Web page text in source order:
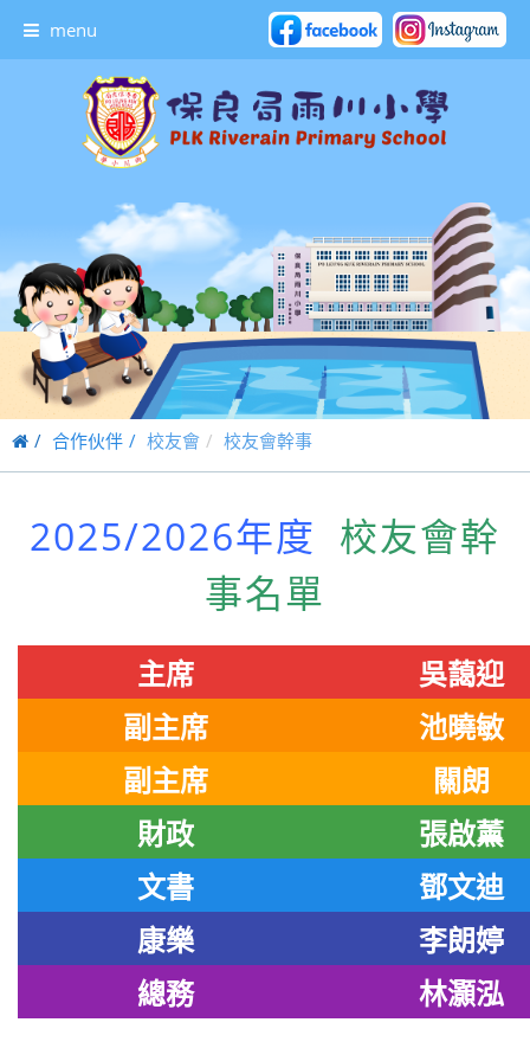
menu
合作伙伴 校友會 校友會幹事
2025/2026年度 校友會幹
事名單
主席
吳藹迎
副主席
池曉敏
副主席
關朗
財政
張啟薰
文書
鄧文迪
康樂
李朗婷
總務
林灝泓